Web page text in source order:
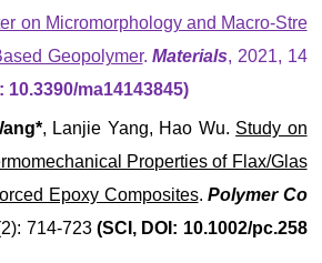
on Micromorphology and Macro-Stre
Geopolymer.Materials, 2021, 14
10.3390/ma14143845)
, Lanjie Yang, Hao Wu. Study on
Properties of Flax/Glas
Epoxy Composites.Polymer Co
714-723 (SCI, DOI: 10.1002/pc.258